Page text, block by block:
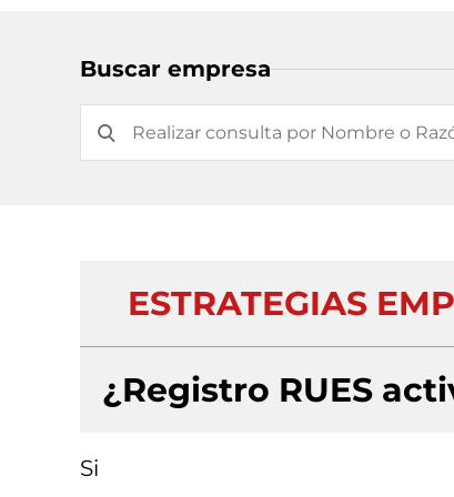
Buscar empresa
ESTRATEGIAS
¿Registro RUES
Si